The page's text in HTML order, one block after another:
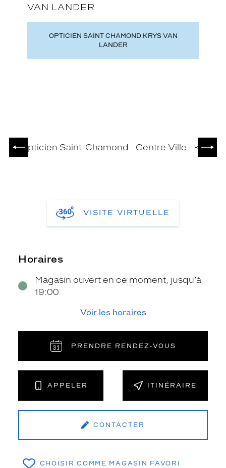
VAN LANDER
OPTICIEN SAINT CHAMOND KRYS VAN
LANDER
VISITE VIRTUELLE
Horaires
Magasin ouvert en ce moment, jusqu’à
19:00
Voir les horaires
PRENDRE RENDEZ‑VOUS
APPELER ITINÉRAIRE
CONTACTER
CHOISIR COMME MAGASIN FAVORI